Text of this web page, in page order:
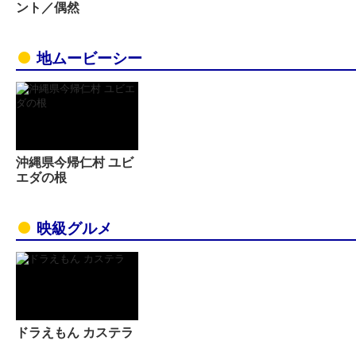
ント／偶然
地ムービーシー
沖縄県今帰仁村 ユビ
エダの根
映級グルメ
ドラえもん カステラ